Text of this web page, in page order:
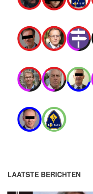
LAATSTE BERICHTEN